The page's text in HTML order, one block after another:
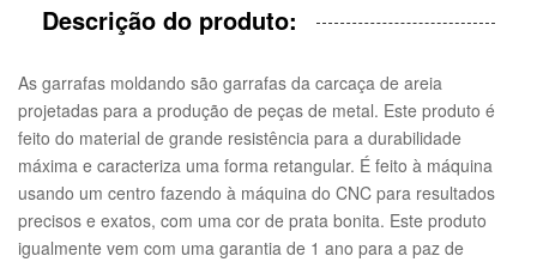
Descrição do produto:
As garrafas moldando são garrafas da carcaça de areia
projetadas para a produção de peças de metal. Este produto é
feito do material de grande resistência para a durabilidade
máxima e caracteriza uma forma retangular. É feito à máquina
usando um centro fazendo à máquina do CNC para resultados
precisos e exatos, com uma cor de prata bonita. Este produto
igualmente vem com uma garantia de 1 ano para a paz de